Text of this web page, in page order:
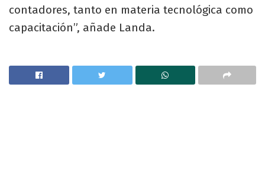
contadores, tanto en materia tecnológica como
capacitación”, añade Landa.